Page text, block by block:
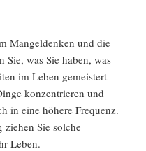
Mangeldenken und die
was Sie haben, was
im Leben gemeistert
konzentrieren und
in eine höhere Frequenz.
ziehen Sie solche
Leben.